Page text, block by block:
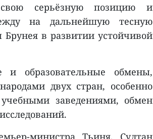
серьёзную позицию и
на дальнейшую тесную
в развитии устойчивой
и образовательные обмены,
двух стран, особенно
заведениями, обмен
министра Тьиня, Султан